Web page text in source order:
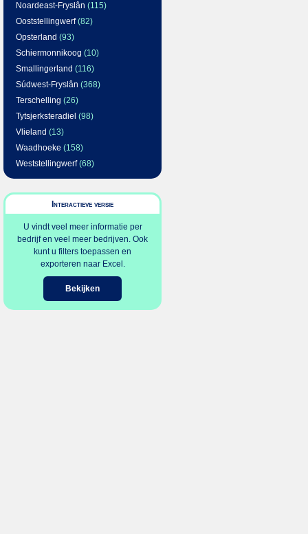
Noardeast-Fryslân (115)
Ooststellingwerf(82)
Opsterland (93)
Schiermonnikoog (10)
Smallingerland (116)
Súdwest-Fryslân (368)
Terschelling (26)
Tytsjerksteradiel (98)
Vlieland (13)
Waadhoeke (158)
Weststellingwerf(68)
Interactieve versie
U vindt veel meer informatie per
bedrijf en veel meer bedrijven. Ook
kunt u filters toepassen en
exporteren naar Excel.
Bekijken